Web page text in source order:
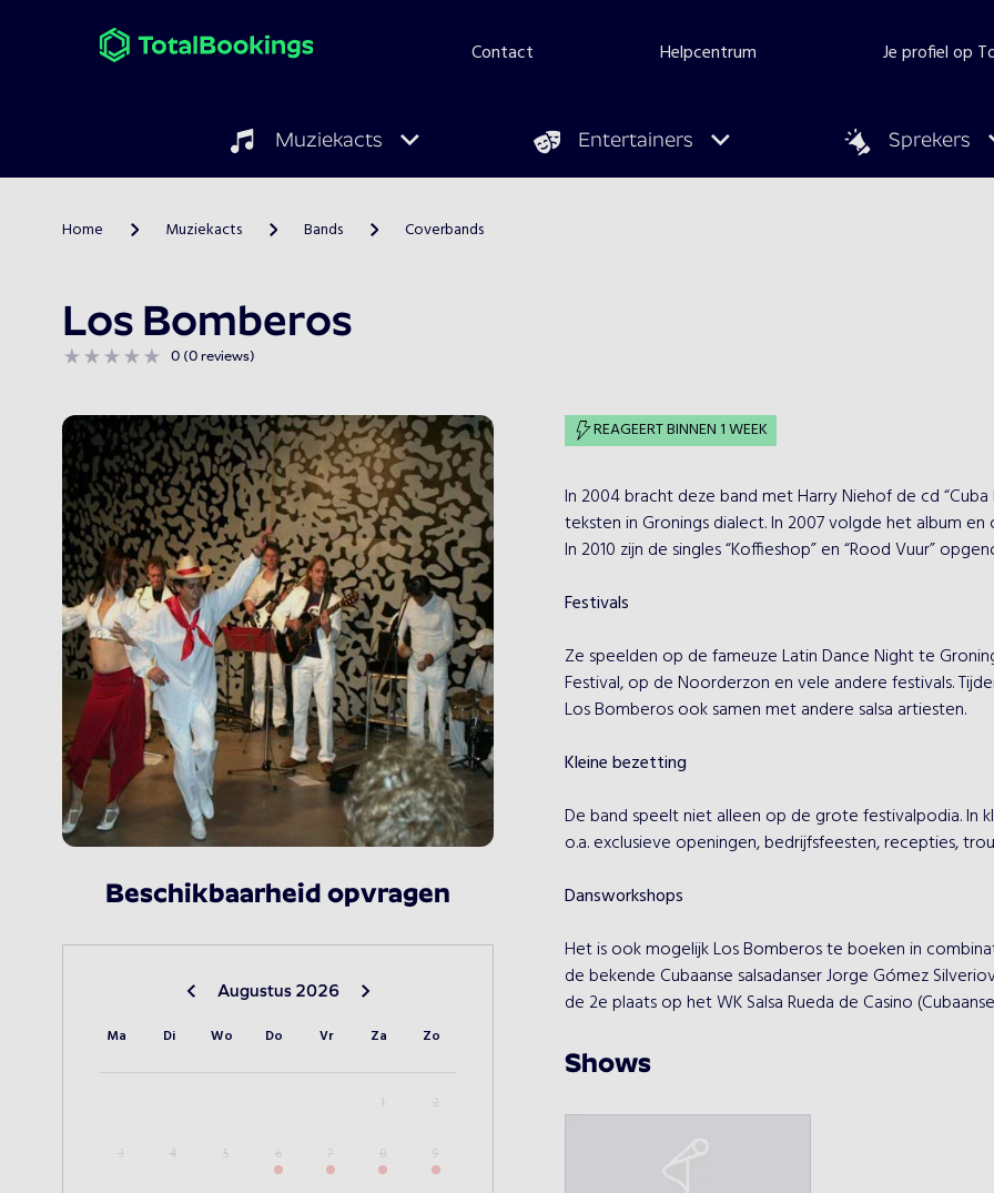
Contact Helpcentrum Je profiel op
Muziekacts Entertainers Sprekers
Home > Muziekacts > Bands > Coverbands
Los Bomberos
0 (0 reviews)
Beschikbaarheid opvragen
Vorige maand
Augustus 2026
Ma Di Wo Do Vr Za Zo
1 2
3 4 5 6 7 8 9
REAGEERT BINNEN 1 WEEK
In 2004 bracht deze band met Harry Niehof de cd
teksten in Gronings dialect. In 2007 volgde het album en
In 2010 zijn de singles “Koffieshop” en “Rood Vuur”
Festivals
Ze speelden op de fameuze Latin Dance Night te
Festival, op de Noorderzon en vele andere festivals.
Los Bomberos ook samen met andere salsa artiesten.
Kleine bezetting
De band speelt niet alleen op de grote festivalpodia. In
o.a. exclusieve openingen, bedrijfsfeesten, recepties,
Dansworkshops
Het is ook mogelijk Los Bomberos te boeken in
de bekende Cubaanse salsadanser Jorge Gómez
de 2e plaats op het WK Salsa Rueda de Casino
Shows